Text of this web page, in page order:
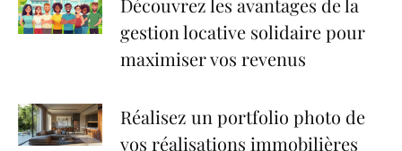
gestion locative solidaire pour
maximiser vos revenus
Réalisez un portfolio photo de
vos réalisations immobilières